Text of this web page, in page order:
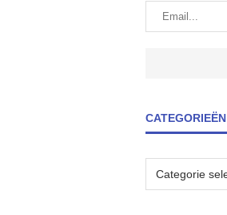
CATEGORIEËN